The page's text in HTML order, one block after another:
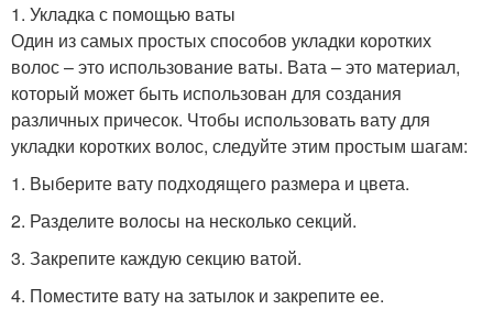
1. Укладка с помощью ваты
Один из самых простых способов укладки коротких
волос – это использование ваты. Вата – это материал,
который может быть использован для создания
различных причесок. Чтобы использовать вату для
укладки коротких волос, следуйте этим простым шагам:
1. Выберите вату подходящего размера и цвета.
2. Разделите волосы на несколько секций.
3. Закрепите каждую секцию ватой.
4. Поместите вату на затылок и закрепите ее.